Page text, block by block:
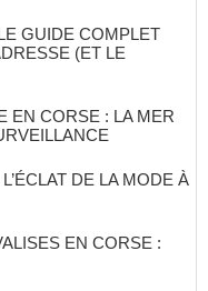
GUIDE COMPLET
(ET LE
EN CORSE : LA MER
DE LA MODE À
EN CORSE :